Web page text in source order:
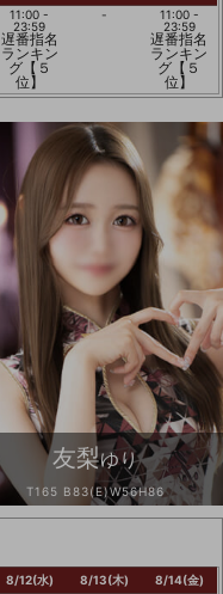
11:00 -
23:59
遅番指名
ランキン
グ【５
位】
-
11:00 -
23:59
遅番指名
ランキン
グ【５
位】
友梨ゆり
T165 B83(E)W56H86
8/12(水)
8/13(木)
8/14(金)